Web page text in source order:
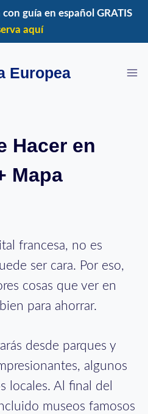
guía en español GRATIS
aquí
Europea
Hacer en
Mapa
francesa, no es
ser cara. Por eso,
cosas que ver en
para ahorrar.
desde parques y
algunos
locales. Al final del
museos famosos